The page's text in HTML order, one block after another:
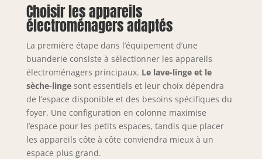
Choisir les appareils
électroménagers adaptés
La première étape dans l’équipement d’une
buanderie consiste à sélectionner les appareils
électroménagers principaux. Le lave-linge et le
sèche-lingesont essentiels et leur choix dépendra
de l’espace disponible et des besoins spécifiques du
foyer. Une configuration en colonne maximise
l’espace pour les petits espaces, tandis que placer
les appareils côte à côte conviendra mieux à un
espace plus grand.